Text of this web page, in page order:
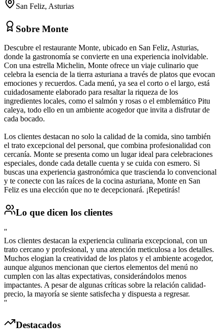
San Feliz, Asturias
Sobre Monte
Descubre el restaurante Monte, ubicado en San Feliz, Asturias,
donde la gastronomía se convierte en una experiencia inolvidable.
Con una estrella Michelin, Monte ofrece un viaje culinario que
celebra la esencia de la tierra asturiana a través de platos que evocan
emociones y recuerdos. Cada menú, ya sea el corto o el largo, está
cuidadosamente elaborado para resaltar la riqueza de los
ingredientes locales, como el salmón y rosas o el emblemático Pitu
caleya, todo ello en un ambiente acogedor que invita a disfrutar de
cada bocado.
Los clientes destacan no solo la calidad de la comida, sino también
el trato excepcional del personal, que combina profesionalidad con
cercanía. Monte se presenta como un lugar ideal para celebraciones
especiales, donde cada detalle cuenta y se cuida con esmero. Si
buscas una experiencia gastronómica que trascienda lo convencional
y te conecte con las raíces de la cocina asturiana, Monte en San
Feliz es una elección que no te decepcionará. ¡Repetirás!
Lo que dicen los clientes
"
Los clientes destacan la experiencia culinaria excepcional, con un
trato cercano y profesional, y una atención meticulosa a los detalles.
Muchos elogian la creatividad de los platos y el ambiente acogedor,
aunque algunos mencionan que ciertos elementos del menú no
cumplen con las altas expectativas, considerándolos menos
impactantes. A pesar de algunas críticas sobre la relación calidad-
precio, la mayoría se siente satisfecha y dispuesta a regresar.
"
Destacados